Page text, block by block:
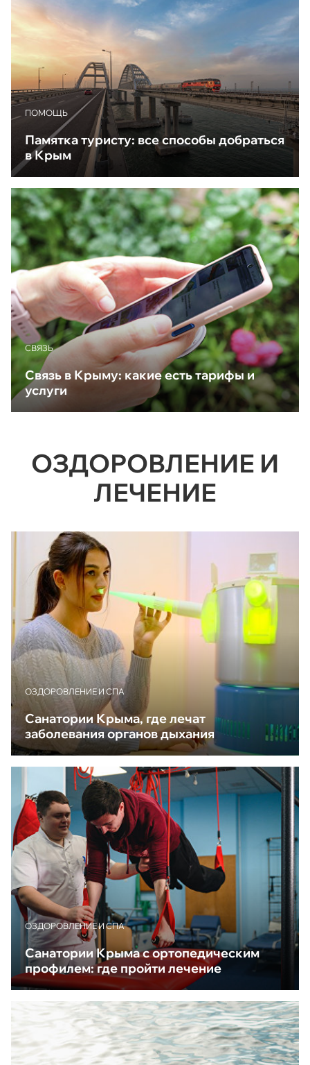
ПОМОЩЬ
Памятка туристу: все способы добраться
в Крым
CВЯЗЬ
Связь в Крыму: какие есть тарифы и
услуги
ОЗДОРОВЛЕНИЕ И
ЛЕЧЕНИЕ
ОЗДОРОВЛЕНИЕ И СПА
Санатории Крыма, где лечат
заболевания органов дыхания
ОЗДОРОВЛЕНИЕ И СПА
Санатории Крыма с ортопедическим
профилем: где пройти лечение